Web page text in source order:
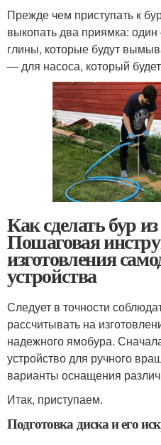
Прежде чем приступать к
выкопать два приямка:
глины, которые будут
— для насоса, который
Как сделать бур
Пошаговая
изготовления
устройства
Следует в точности
рассчитывать на
надежного ямобура.
устройство для ручного
варианты оснащения
Итак, приступаем.
Подготовка диска и его